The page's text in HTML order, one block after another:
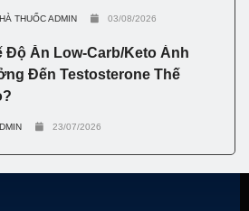
THUỐC ADMIN 03/08/2026
Độ Ăn Low-Carb/Keto Ảnh
Đến Testosterone Thế
23/07/2026